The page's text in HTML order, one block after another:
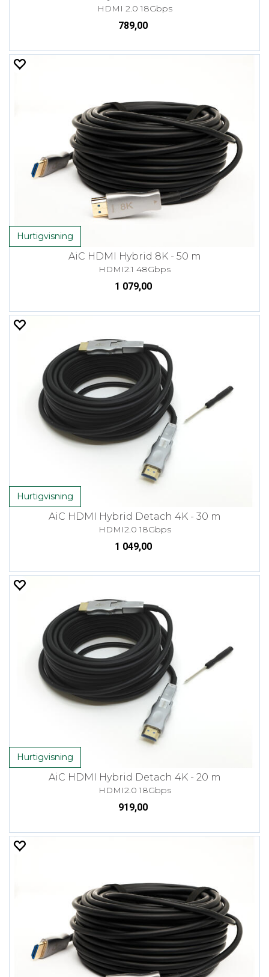
HDMI 2.0 18Gbps
789,00
Hurtigvisning
AiC HDMI Hybrid 8K - 50 m
HDMI2.1 48Gbps
1 079,00
Hurtigvisning
AiC HDMI Hybrid Detach 4K - 30 m
HDMI2.0 18Gbps
1 049,00
Hurtigvisning
AiC HDMI Hybrid Detach 4K - 20 m
HDMI2.0 18Gbps
919,00